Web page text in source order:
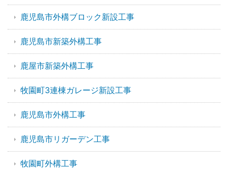
鹿児島市外構ブロック新設工事
鹿児島市新築外構工事
鹿屋市新築外構工事
牧園町3連棟ガレージ新設工事
鹿児島市外構工事
鹿児島市リガーデン工事
牧園町外構工事